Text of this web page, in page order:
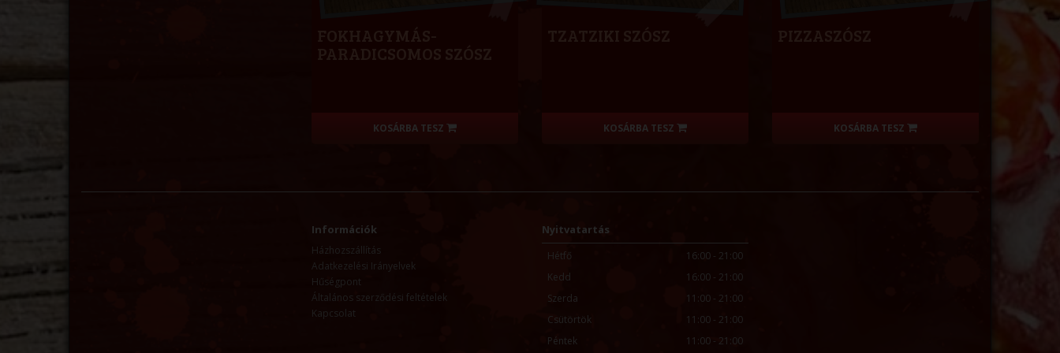
KOSÁRBA TESZ KOSÁRBA TESZ KOSÁRBA TESZ
Információk
Házhozszállítás
Adatkezelési Irányelvek
Hűségpont
Általános szerződési feltételek
Kapcsolat
Nyitvatartás
Hétfő
Kedd
Szerda
Csütörtök
Péntek
16:00 - 21:00
16:00 - 21:00
11:00 - 21:00
11:00 - 21:00
11:00 - 21:00